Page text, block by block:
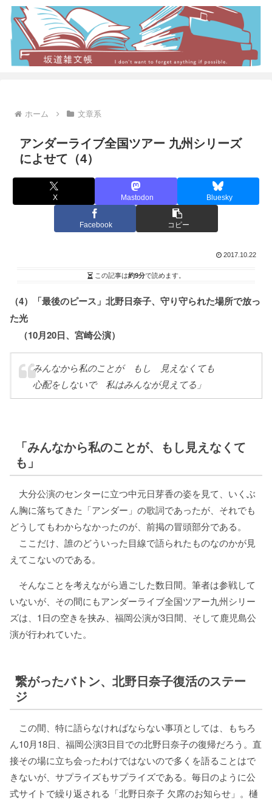
ホーム 文章系
アンダーライブ全国ツアー 九州シリーズ
によせて（4）
X Mastodon Bluesky
Facebook コピー
2017.10.22
この記事は約9分で読めます。
（4）「最後のピース」北野日奈子、守り守られた場所で放っ
た光
（10月20日、宮崎公演）
「みんなから私のことが もし 見えなくても
心配をしないで 私はみんなが見えてる」
「みんなから私のことが、もし見えなくて
も」
大分公演のセンターに立つ中元日芽香の姿を見て、いくぶ
ん胸に落ちてきた「アンダー」の歌詞であったが、それでも
どうしてもわからなかったのが、前掲の冒頭部分である。
ここだけ、誰のどういった目線で語られたものなのかが見
えてこないのである。
そんなことを考えながら過ごした数日間。筆者は参戦して
いないが、その間にもアンダーライブ全国ツアー九州シリー
ズは、1日の空きを挟み、福岡公演が3日間、そして鹿児島公
演が行われていた。
繋がったバトン、北野日奈子復活のステー
ジ
この間、特に語らなければならない事項としては、もちろ
ん10月18日、福岡公演3日目での北野日奈子の復帰だろう。直
接その場に立ち会ったわけではないので多くを語ることはで
きないが、サプライズもサプライズである。毎日のように公
式サイトで繰り返される「北野日奈子 欠席のお知らせ」。樋